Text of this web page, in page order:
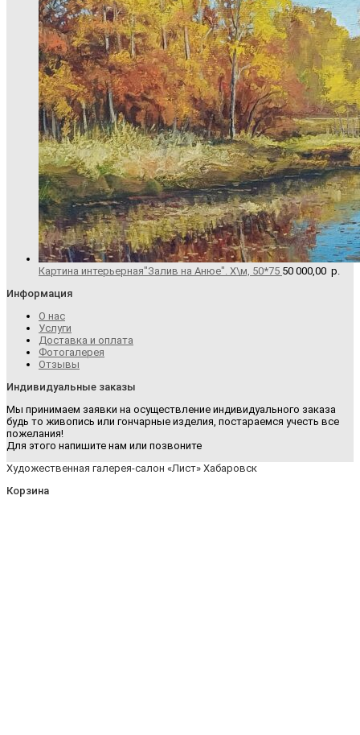
Картина интерьерная"Залив на Анюе". Х\м, 50*75 50 000,00 р.
Информация
О нас
Услуги
Доставка и оплата
Фотогалерея
Отзывы
Индивидуальные заказы
Мы принимаем заявки на осуществление индивидуального заказа
будь то живопись или гончарные изделия, постараемся учесть все
пожелания!
Для этого напишите нам или позвоните
Художественная галерея-салон «Лист» Хабаровск
Корзина